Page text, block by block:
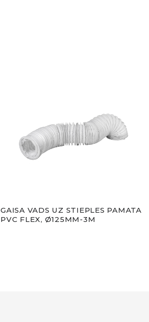
GAISA VADS UZ STIEPLES PAMATA
PVC FLEX, Ø125MM-3M